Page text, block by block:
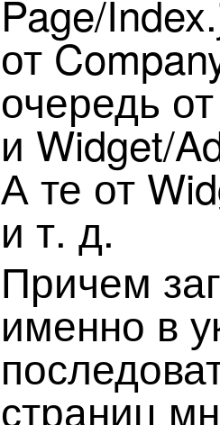
Page/
от
очередь
и Widget/
А те от
и т. д.
Причем
именно в
страниц